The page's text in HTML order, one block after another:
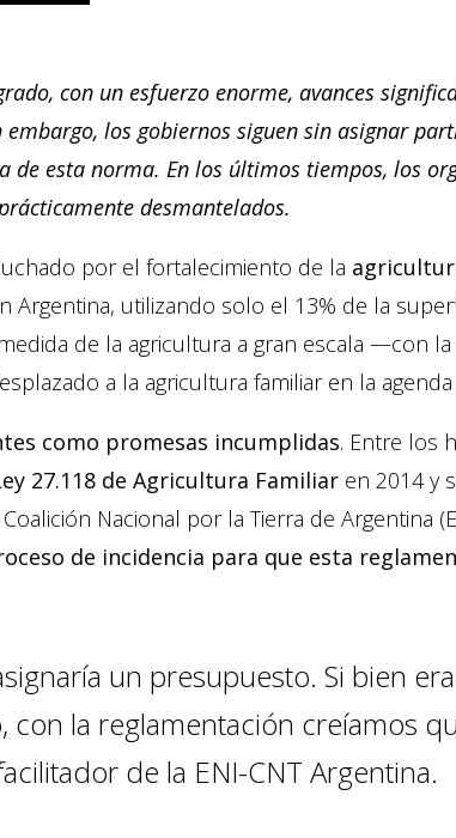
con un esfuerzo enorme, avances
embargo, los gobiernos siguen sin asignar
esta norma. En los últimos tiempos, los
desmantelados.
por el fortalecimiento de la
utilizando solo el 13% de la
de la agricultura a gran escala —con
a la agricultura familiar en la
como promesas incumplidas. Entre los
27.118 de Agricultura Familiar en 2014 y
Nacional por la Tierra de Argentina
de incidencia para que esta
un presupuesto. Si bien
la reglamentación creíamos
de la ENI-CNT Argentina.